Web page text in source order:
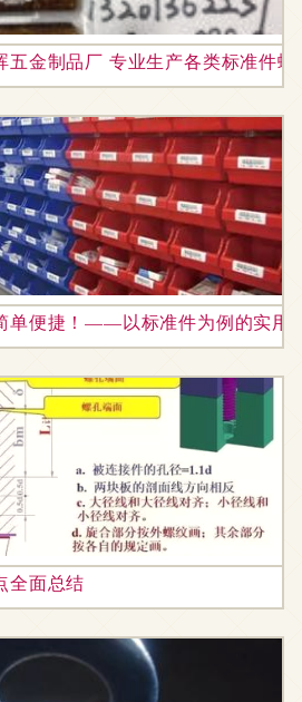
五金制品厂 专业生产各类标准件
单便捷！——以标准件为例的实用
全面总结